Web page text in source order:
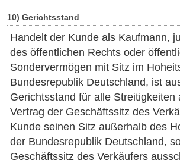
10) Gerichtsstand
Handelt der Kunde als Kaufmann,
des öffentlichen Rechts oder
Sondervermögen mit Sitz im
Bundesrepublik Deutschland, ist
Gerichtsstand für alle Streitigkeiten
Vertrag der Geschäftssitz des
Kunde seinen Sitz außerhalb des
der Bundesrepublik Deutschland,
Geschäftssitz des Verkäufers